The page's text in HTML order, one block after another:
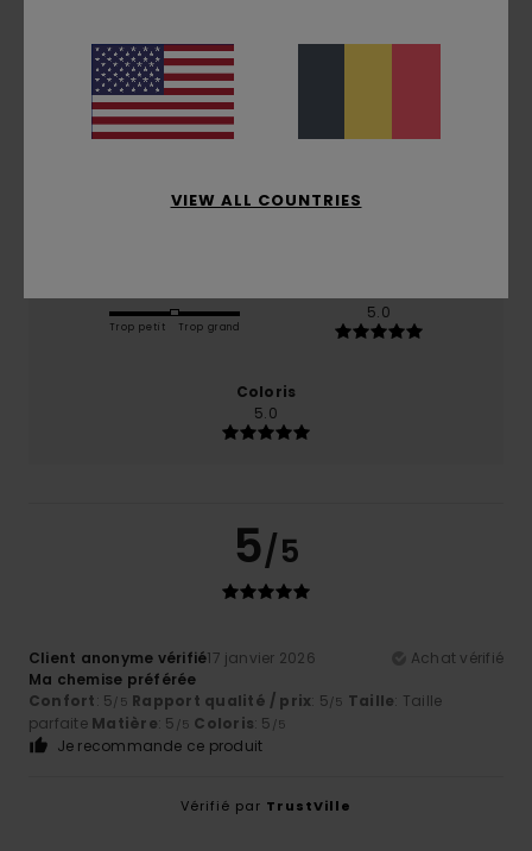
5.0
basé sur1 avis vérifiés
100% de nos clients recommandent ce produit
5.0
Trop petit Trop grand
5.0
Coloris
5.0
5/5
Client anonyme vérifié17 janvier 2026
Achat vérifié
Ma chemise préférée
Confort: 5/5 Rapport qualité / prix: 5/5 Taille: Taille
parfaite Matière: 5 /5 Coloris: 5 /5
Je recommande ce produit
Vérifié par TrustVille
VIEW ALL COUNTRIES